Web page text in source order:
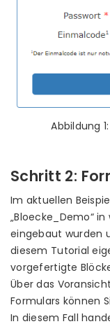
Abbildung
Schritt 2:
Im aktuellen
„Bloecke_Demo“
eingebaut wurden
diesem Tutorial
vorgefertigte
Über das
Formulars können
In diesem Fall